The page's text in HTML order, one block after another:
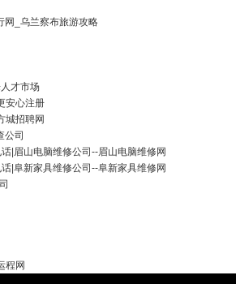
网_乌兰察布旅游攻略
才市场
安心注册
城招聘网
公司
|眉山电脑维修公司--眉山电脑维修网
|阜新家具维修公司--阜新家具维修网
程网